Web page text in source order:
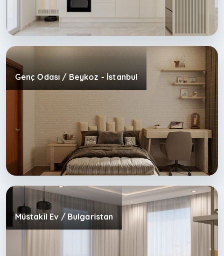
Genç Odası / Beykoz - İstanbul
Müstakil Ev / Bulgaristan